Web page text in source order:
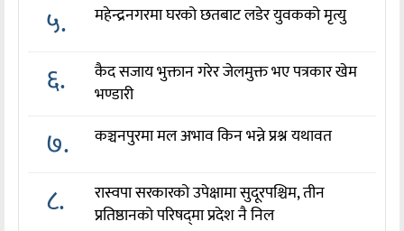
५. महेन्द्रनगरमा घरको छतबाट लडेर युवकको मृत्यु
६.
कैद सजाय भुक्तान गरेर जेलमुक्त भए पत्रकार खेम
भण्डारी
७. कञ्चनपुरमा मल अभाव किन भन्ने प्रश्न यथावत
८.
रास्वपा सरकारको उपेक्षामा सुदूरपश्चिम, तीन
प्रतिष्ठानको परिषद्‌मा प्रदेश नै निल